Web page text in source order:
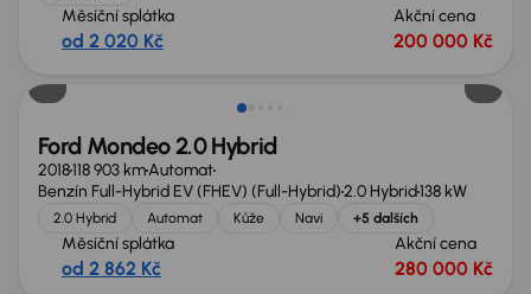
Měsíční splátka
od 2 020 Kč
Akční cena
200 000 Kč
Zlevněno o 10 000 Kč
Ford Mondeo 2.0 Hybrid
2018118 903 kmAutomat
Benzín Full-Hybrid EV (FHEV) (Full-Hybrid)2.0 Hybrid138 kW
2.0 Hybrid Automat Kůže Navi +5 dalších
Měsíční splátka
od 2 862 Kč
Akční cena
280 000 Kč
Zlevněno o 40 000 Kč